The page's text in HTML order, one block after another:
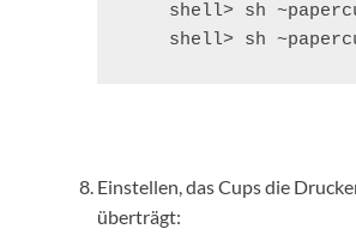
shell> sh
shell> sh
Einstellen, das Cups die
überträgt: